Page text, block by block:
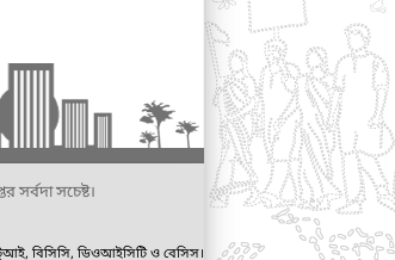
সর্বদা সচেষ্ট।
বিসিসি, ডিওআইসিটি ও বেসিস।